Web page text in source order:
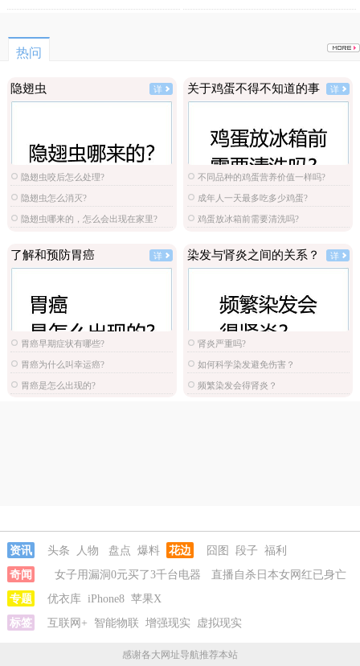
热问
隐翅虫 详
隐翅虫咬后怎么处理?
隐翅虫怎么消灭?
隐翅虫哪来的，怎么会出现在家里?
关于鸡蛋不得不知道的事 详
不同品种的鸡蛋营养价值一样吗?
成年人一天最多吃多少鸡蛋?
鸡蛋放冰箱前需要清洗吗?
了解和预防胃癌 详
胃癌早期症状有哪些?
胃癌为什么叫幸运癌?
胃癌是怎么出现的?
染发与肾炎之间的关系？ 详
肾炎严重吗?
如何科学染发避免伤害？
频繁染发会得肾炎？
资讯 头条 人物 盘点 爆料 花边 囧图 段子 福利
奇闻
女子用漏洞0元买了3千台电器
直播自杀日本女网红已身亡
专题
优衣库 iPhone8 苹果X
标签
互联网+ 智能物联 增强现实 虚拟现实
感谢各大网址导航推荐本站